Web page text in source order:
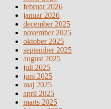
februar 2026
januar 2026
december 2025
november 2025
oktober 2025
september 2025
august 2025
juli 2025
juni 2025
maj 2025
april 2025
marts 2025